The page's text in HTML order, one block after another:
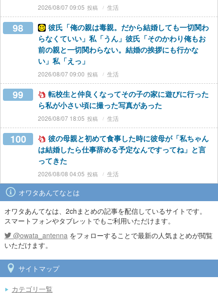
2026/08/07 09:05 生活
98
彼氏「俺の親は毒親。だから結婚しても一切関わ
らなくていい」私「うん」彼氏「そのかわり俺もお
前の親と一切関わらない。結婚の挨拶にも行かな
い」私「えっ」
2026/08/07 09:00 生活
99
転校生と仲良くなってその子の家に遊びに行った
ら私が小さい頃に撮った写真があった
2026/08/07 18:05 生活
100
彼の母親と初めて食事した時に彼母が「私ちゃん
は結婚したら仕事辞める予定なんですってね」と言
ってきた
2026/08/08 04:05 生活
オワタあんてなとは
オワタあんてなは、2chまとめの記事を配信しているサイトです。
スマートフォンやタブレットでもご利用いただけます。
@owata_antenna をフォローすることで最新の人気まとめが閲覧
いただけます。
サイトマップ
カテゴリ一覧